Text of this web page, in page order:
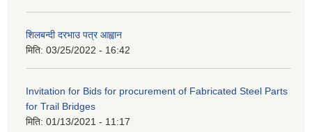
शिलबन्दी दरभाउ पत्र आह्वान
मिति: 03/25/2022 - 16:42
Invitation for Bids for procurement of Fabricated Steel Parts
for Trail Bridges
मिति: 01/13/2021 - 11:17